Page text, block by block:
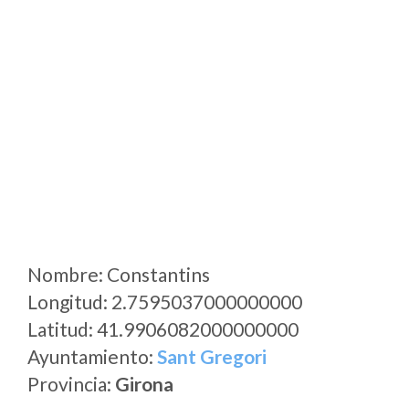
Nombre: Constantins
Longitud: 2.7595037000000000
Latitud: 41.9906082000000000
Ayuntamiento: Sant Gregori
Provincia: Girona